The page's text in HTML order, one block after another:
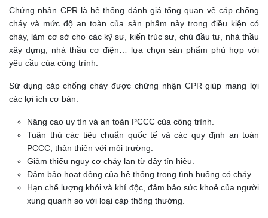
Chứng nhận CPR là hệ thống đánh giá tổng quan về cáp chống
cháy và mức độ an toàn của sản phẩm này trong điều kiện có
cháy, làm cơ sở cho các kỹ sư, kiến trúc sư, chủ đầu tư, nhà thầu
xây dựng, nhà thầu cơ điện… lựa chọn sản phẩm phù hợp với
yêu cầu của công trình.
Sử dụng cáp chống cháy được chứng nhận CPR giúp mang lợi
các lợi ích cơ bản:
Nâng cao uy tín và an toàn PCCC của công trình.
Tuân thủ các tiêu chuẩn quốc tế và các quy định an toàn
PCCC, thân thiện với môi trường.
Giảm thiểu nguy cơ cháy lan từ dây tín hiệu.
Đảm bảo hoạt động của hệ thống trong tình huống có cháy
Hạn chế lượng khói và khí độc, đảm bảo sức khoẻ của người
xung quanh so với loại cáp thông thường.